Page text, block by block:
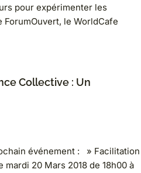
pour expérimenter les
le WorldCafe
Collective : Un
événement : »
20 Mars 2018 de 18h00 à